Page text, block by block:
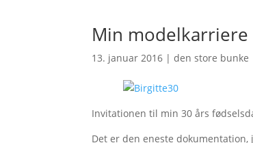
Min modelkarriere
13. januar 2016 |den store bunke
Invitationen til min 30 års
Det er den eneste